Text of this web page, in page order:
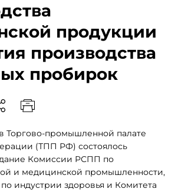
продукции
производства
пробирок
Торгово-промышленной палате
(ТПП РФ) состоялось
Комиссии РСПП по
и медицинской промышленности,
индустрии здоровья и Комитета